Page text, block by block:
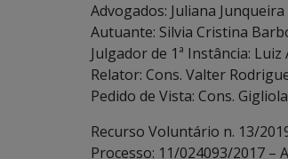
Advogados: Juliana
Autuante: Silvia Cristina
Julgador de 1ª Instância:
Relator: Cons. Valter
Pedido de Vista: Cons.
Recurso Voluntário n. 13/
Processo: 11/024093/2017 –